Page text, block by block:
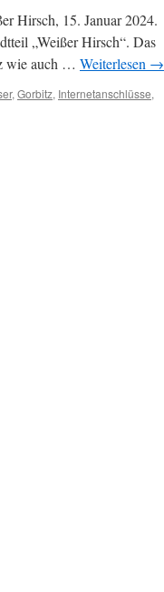
Hirsch, 15. Januar 2024.
„Weißer Hirsch“. Das
wie auch … Weiterlesen →
, Gorbitz, Internetanschlüsse,